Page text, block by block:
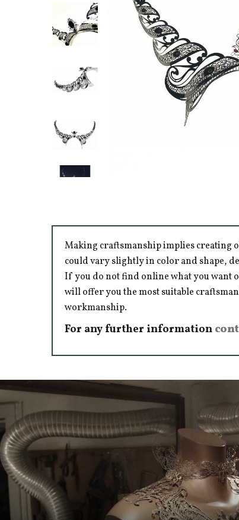
Making craftsmanship implies creating
could vary slightly in color and shape,
If you do not find online what you
will offer you the most suitable
workmanship.
For any further information